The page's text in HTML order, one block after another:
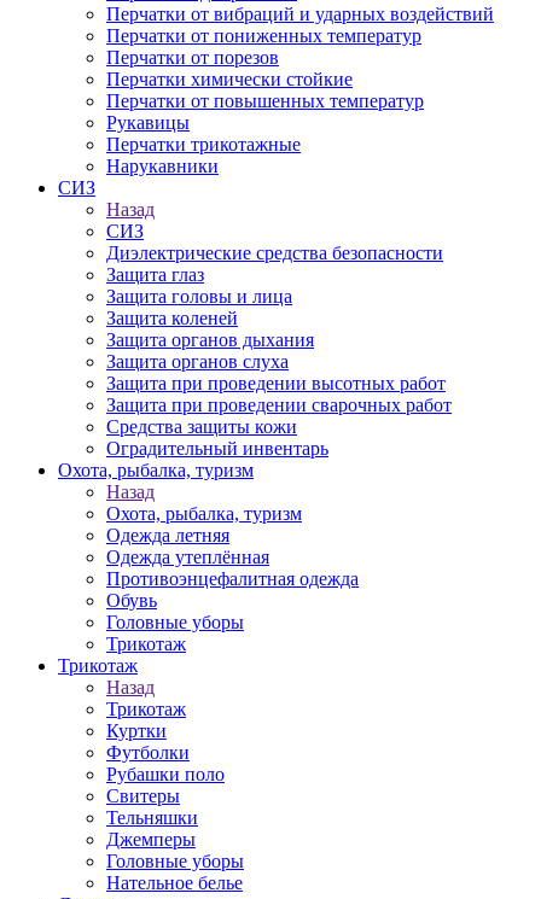
Перчатки от вибраций и ударных воздействий
Перчатки от пониженных температур
Перчатки от порезов
Перчатки химически стойкие
Перчатки от повышенных температур
Рукавицы
Перчатки трикотажные
Нарукавники
СИЗ
Назад
СИЗ
Диэлектрические средства безопасности
Защита глаз
Защита головы и лица
Защита коленей
Защита органов дыхания
Защита органов слуха
Защита при проведении высотных работ
Защита при проведении сварочных работ
Средства защиты кожи
Оградительный инвентарь
Охота, рыбалка, туризм
Назад
Охота, рыбалка, туризм
Одежда летняя
Одежда утеплённая
Противоэнцефалитная одежда
Обувь
Головные уборы
Трикотаж
Трикотаж
Назад
Трикотаж
Куртки
Футболки
Рубашки поло
Свитеры
Тельняшки
Джемперы
Головные уборы
Нательное белье